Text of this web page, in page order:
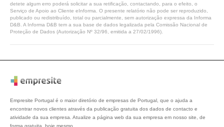
detete algum erro poderá solicitar a sua retificação, contactando, para o efeito, o
Serviço de Apoio ao Cliente eInforma. O presente relatório não pode ser reproduzido,
publicado ou redistribuído, total ou parcialmente, sem autorização expressa da Informa
D&B. A Informa D&B tem a sua base de dados legalizada pela Comissão Nacional de
Proteção de Dados (Autorização Nº 32/96, emitida a 27/02/1996).
Empresite Portugal é o maior diretório de empresas de Portugal, que o ajuda a
encontrar novos clientes através da publicação gratuita dos dados de contacto e
atividade da sua empresa. Atualize a página web da sua empresa em nosso site, de